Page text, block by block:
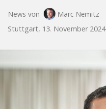
News von
Marc Nemitz
Stuttgart, 13. November 2024